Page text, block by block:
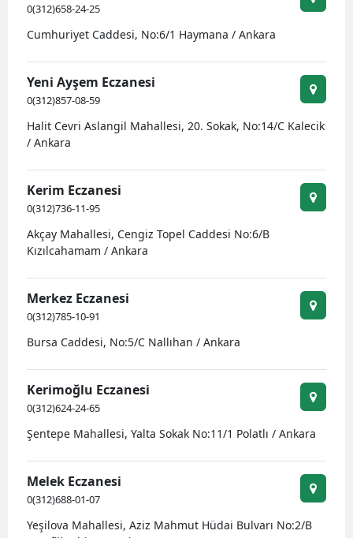
0(312)658-24-25
Cumhuriyet Caddesi, No:6/1 Haymana / Ankara
Yeni Ayşem Eczanesi
0(312)857-08-59
Halit Cevri Aslangil Mahallesi, 20. Sokak, No:14/C Kalecik
/ Ankara
Kerim Eczanesi
0(312)736-11-95
Akçay Mahallesi, Cengiz Topel Caddesi No:6/B
Kızılcahamam / Ankara
Merkez Eczanesi
0(312)785-10-91
Bursa Caddesi, No:5/C Nallıhan / Ankara
Kerimoğlu Eczanesi
0(312)624-24-65
Şentepe Mahallesi, Yalta Sokak No:11/1 Polatlı / Ankara
Melek Eczanesi
0(312)688-01-07
Yeşilova Mahallesi, Aziz Mahmut Hüdai Bulvarı No:2/B